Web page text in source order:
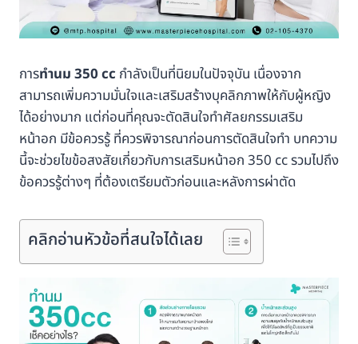
การทำนม 350 cc กำลังเป็นที่นิยมในปัจจุบัน เนื่องจาก
สามารถเพิ่มความมั่นใจและเสริมสร้างบุคลิกภาพให้กับผู้หญิง
ได้อย่างมาก แต่ก่อนที่คุณจะตัดสินใจทำศัลยกรรมเสริม
หน้าอก มีข้อควรรู้ ที่ควรพิจารณาก่อนการตัดสินใจทำ บทความ
นี้จะช่วยไขข้อสงสัยเกี่ยวกับการเสริมหน้าอก 350 cc รวมไปถึง
ข้อควรรู้ต่างๆ ที่ต้องเตรียมตัวก่อนและหลังการผ่าตัด
คลิกอ่านหัวข้อที่สนใจได้เลย